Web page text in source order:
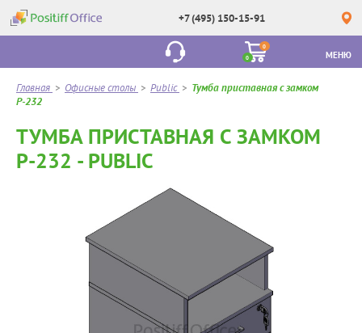
+7 (495) 150-15-91
0
0
МЕНЮ
Главная > Офисные столы > Public > Тумба приставная с замком
Р-232
ТУМБА ПРИСТАВНАЯ С ЗАМКОМ
Р-232 - PUBLIC